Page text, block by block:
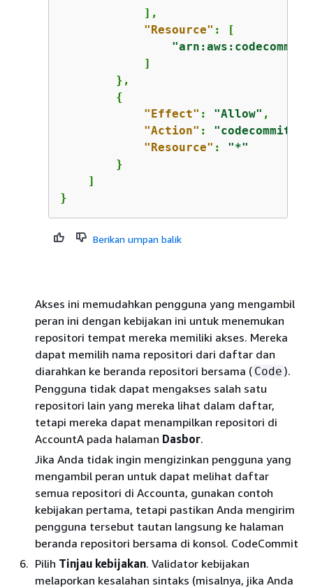
            ],
"Resource" : [
"arn:aws:codecommit:
            ]
        },
{
"Effect" : "Allow" ,
"Action" :
"Resource" : "*"
        }
    ]
}
Berikan umpan balik
Akses ini memudahkan pengguna yang mengambil
peran ini dengan kebijakan ini untuk menemukan
repositori tempat mereka memiliki akses. Mereka
dapat memilih nama repositori dari daftar dan
diarahkan ke beranda repositori bersama ( Code ).
Pengguna tidak dapat mengakses salah satu
repositori lain yang mereka lihat dalam daftar,
tetapi mereka dapat menampilkan repositori di
AccountA pada halaman Dasbor.
Jika Anda tidak ingin mengizinkan pengguna yang
mengambil peran untuk dapat melihat daftar
semua repositori di Accounta, gunakan contoh
kebijakan pertama, tetapi pastikan Anda mengirim
pengguna tersebut tautan langsung ke halaman
beranda repositori bersama di konsol. CodeCommit
Pilih Tinjau kebijakan. Validator kebijakan
melaporkan kesalahan sintaks (misalnya, jika Anda